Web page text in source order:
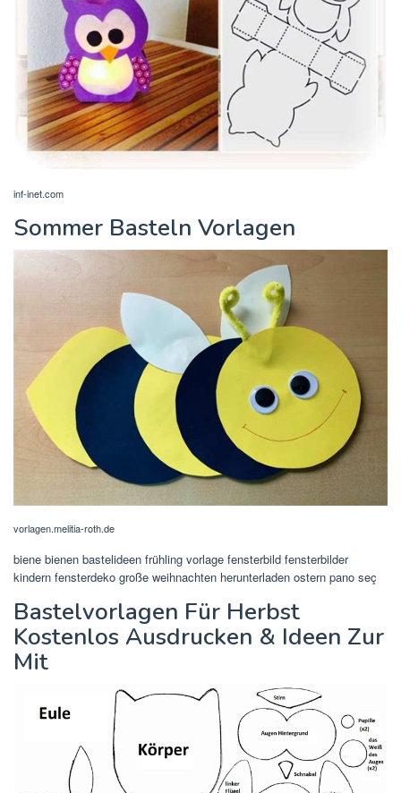
inf-inet.com
Sommer Basteln Vorlagen
vorlagen.melitia-roth.de
biene bienen bastelideen frühling vorlage fensterbild fensterbilder
kindern fensterdeko große weihnachten herunterladen ostern pano seç
Bastelvorlagen Für Herbst
Kostenlos Ausdrucken & Ideen Zur
Mit